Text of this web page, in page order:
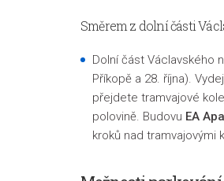
Směrem z dolní části
Dolní část Václavského
Příkopě a 28. října).
přejdete tramvajové
polovině. Budovu EA
kroků nad tramvajovými